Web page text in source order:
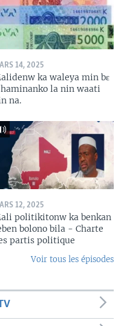
14, 2025
ka waleya min bɛ
la nin waati
na.
12, 2025
politikitonw ka benkan
bolono bila - Charte
partis politique
Voir tous les épisodes